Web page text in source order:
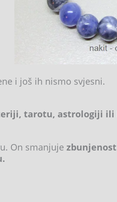
i još ih nismo svjesni.
tarotu, astrologiji ili
On smanjuje